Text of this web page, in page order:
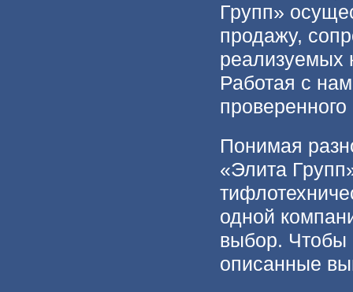
Групп»
продажу,
реализуемых
Работая с
Понимая
«Элита
одной
выбор. Чтобы
описанные